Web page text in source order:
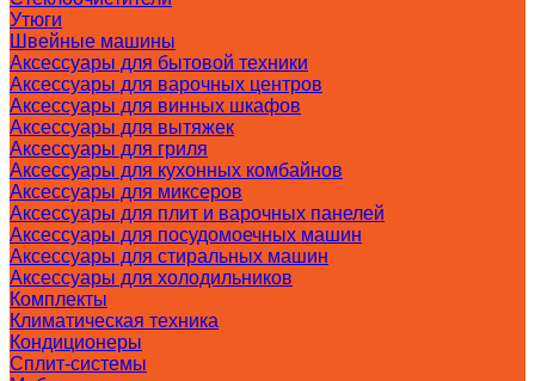
Утюги
Швейные машины
Аксессуары для бытовой техники
Аксессуары для варочных центров
Аксессуары для винных шкафов
Аксессуары для вытяжек
Аксессуары для гриля
Аксессуары для кухонных комбайнов
Аксессуары для миксеров
Аксессуары для плит и варочных панелей
Аксессуары для посудомоечных машин
Аксессуары для стиральных машин
Аксессуары для холодильников
Комплекты
Климатическая техника
Кондиционеры
Сплит-системы